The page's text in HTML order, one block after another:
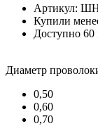
Артикул:
Купили
Доступно 60
Диаметр
0,50
0,60
0,70